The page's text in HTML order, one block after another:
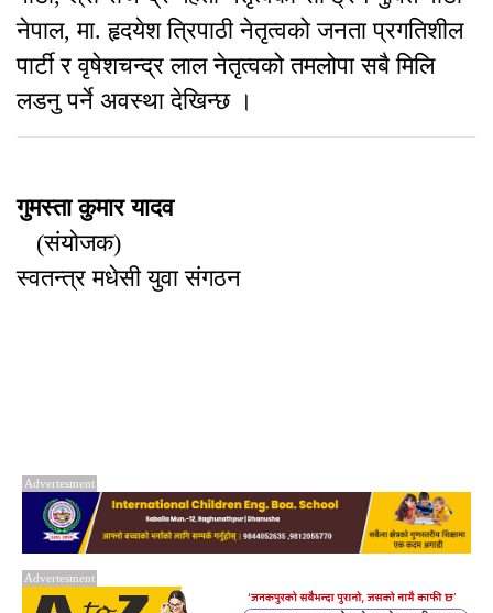
नेपाल, मा. हृदयेश त्रिपाठी नेतृत्वको जनता प्रगतिशील
पार्टी र वृषेशचन्द्र लाल नेतृत्वको तमलोपा सबै मिलि
लडनु पर्ने अवस्था देखिन्छ ।
गुमस्ता कुमार यादव
(संयोजक)
स्वतन्त्र मधेसी युवा संगठन
Advertesment
Advertesment